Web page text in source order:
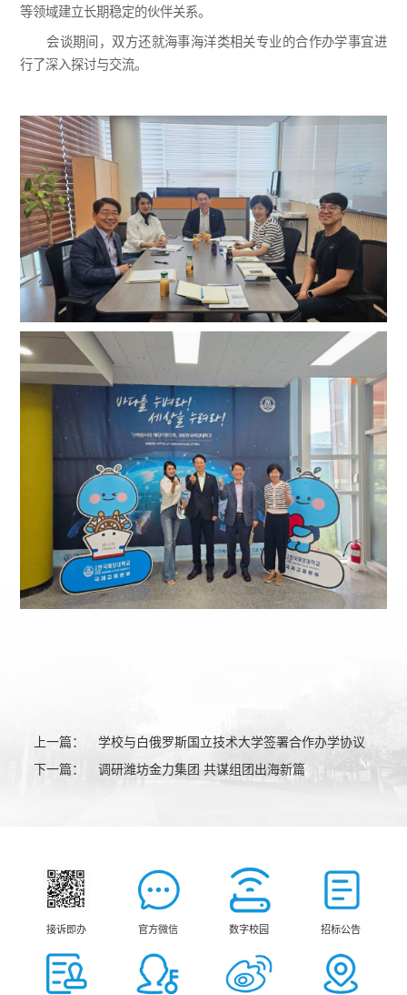
等领域建立长期稳定的伙伴关系。
会谈期间，双方还就海事海洋类相关专业的合作办学事宜进
行了深入探讨与交流。
上一篇：
学校与白俄罗斯国立技术大学签署合作办学协议
下一篇：
调研潍坊金力集团 共谋组团出海新篇
接诉即办 官方微信 数字校园 招标公告